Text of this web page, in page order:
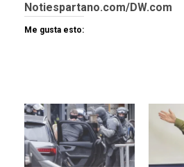
Notiespartano.com/DW.com
Me gusta esto: